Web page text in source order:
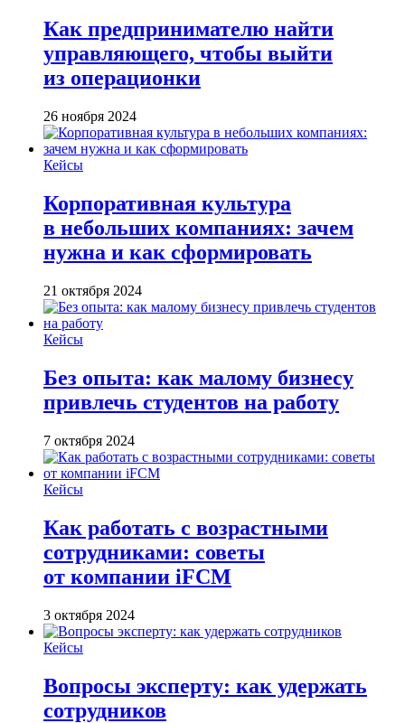
Как предпринимателю найти
управляющего, чтобы выйти
из операционки
26 ноября 2024
Кейсы
Корпоративная культура
в небольших компаниях: зачем
нужна и как сформировать
21 октября 2024
Кейсы
Без опыта: как малому бизнесу
привлечь студентов на работу
7 октября 2024
Кейсы
Как работать с возрастными
сотрудниками: советы
от компании iFCM
3 октября 2024
Кейсы
Вопросы эксперту: как удержать
сотрудников